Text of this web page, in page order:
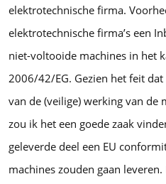
elektrotechnische firma.
elektrotechnische firma’s een
niet-voltooide machines in het
2006/42/EG. Gezien het feit
van de (veilige) werking van
zou ik het een goede zaak
geleverde deel een EU
machines zouden gaan